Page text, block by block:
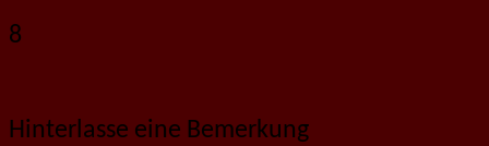
8
Hinterlasse eine Bemerkung